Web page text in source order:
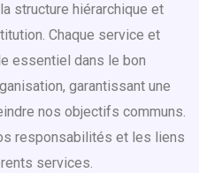
structure hiérarchique et
Chaque service et
essentiel dans le bon
garantissant une
nos objectifs communs.
responsabilités et les liens
services.